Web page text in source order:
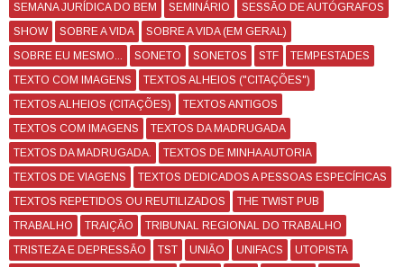
SEMANA JURÍDICA DO BEM
SEMINÁRIO
SESSÃO DE AUTÓGRAFOS
SHOW
SOBRE A VIDA
SOBRE A VIDA (EM GERAL)
SOBRE EU MESMO...
SONETO SONETOS STF
TEMPESTADES
TEXTO COM IMAGENS
TEXTOS ALHEIOS ("CITAÇÕES")
TEXTOS ALHEIOS (CITAÇÕES)
TEXTOS ANTIGOS
TEXTOS COM IMAGENS
TEXTOS DA MADRUGADA
TEXTOS DA MADRUGADA.
TEXTOS DE MINHA AUTORIA
TEXTOS DE VIAGENS
TEXTOS DEDICADOS A PESSOAS ESPECÍFICAS
TEXTOS REPETIDOS OU REUTILIZADOS
THE TWIST PUB
TRABALHO
TRAIÇÃO
TRIBUNAL REGIONAL DO TRABALHO
TRISTEZA E DEPRESSÃO
TST UNIÃO UNIFACS
UTOPISTA